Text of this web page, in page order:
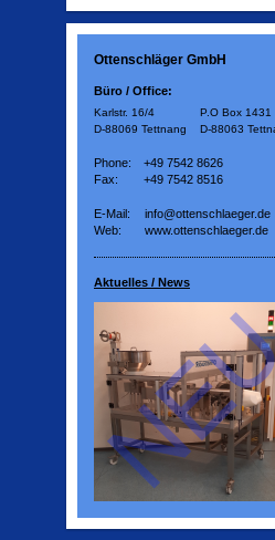
Ottenschläger GmbH
Büro / Office:
Karlstr. 16/4
P.O Box 1431
D-88069 Tettnang
D-88063
Phone:
+49 7542 8626
Fax:
+49 7542 8516
E-Mail:
info@ottenschlaeger.de
Web:
www.ottenschlaeger.de
Aktuelles / News